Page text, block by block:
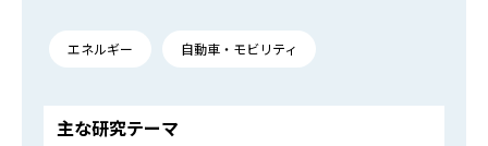
エネルギー 自動車・モビリティ
主な研究テーマ